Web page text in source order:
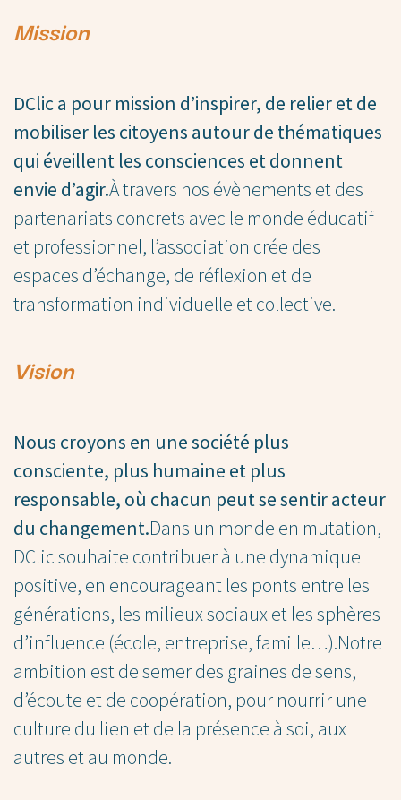
Mission
DClic a pour mission d’inspirer, de relier et de
mobiliser les citoyens autour de thématiques
qui éveillent les consciences et donnent
envie d’agir.À travers nos évènements et des
partenariats concrets avec le monde éducatif
et professionnel, l’association crée des
espaces d’échange, de réflexion et de
transformation individuelle et collective.
Vision
Nous croyons en une société plus
consciente, plus humaine et plus
responsable, où chacun peut se sentir acteur
du changement.Dans un monde en mutation,
DClic souhaite contribuer à une dynamique
positive, en encourageant les ponts entre les
générations, les milieux sociaux et les sphères
d’influence (école, entreprise, famille…).Notre
ambition est de semer des graines de sens,
d’écoute et de coopération, pour nourrir une
culture du lien et de la présence à soi, aux
autres et au monde.